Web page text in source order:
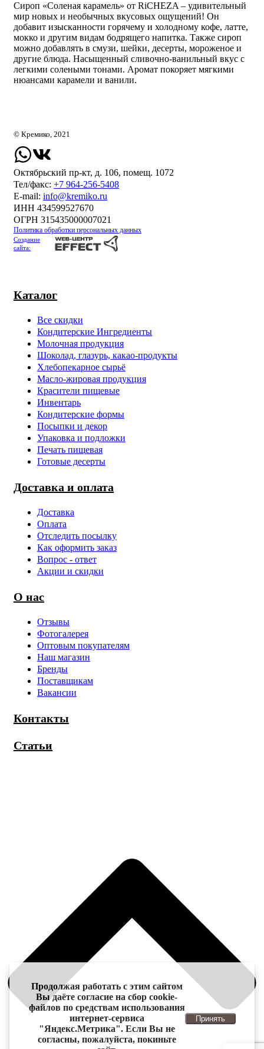
Сироп «Соленая карамель» от RiCHEZA – удивительный
мир новых и необычных вкусовых ощущений! Он
добавит изысканности горячему и холодному кофе, латте,
мокко и другим видам бодрящего напитка. Также сироп
можно добавлять в смузи, шейки, десерты, мороженое и
другие блюда. Насыщенный сливочно-ванильный вкус с
легкими солеными тонами. Аромат покоряет мягкими
нюансами карамели и ванили.
Каталог
Все скидки
Кондитерские Ингредиенты
Молочная продукция
Шоколад, глазурь, какао-продукты
Хлебопекарное сырьё
Масло-жировая продукция
Красители пищевые
Инвентарь
Кондитерские формы
Посыпки и декор
Упаковка и подложки
Печать пищевая
Готовые десерты
Доставка и оплата
Доставка
Оплата
Отследить посылку
Как оформить заказ
Вопрос - ответ
Акции и скидки
О нас
Отзывы
Фотогалерея
Оптовым покупателям
Наш магазин
Бренды
Поставщикам
Вакансии
Контакты
Статьи
© Кремико, 2021
Октябрьский пр-кт, д. 106, помещ. 1072
Тел/факс: +7 964-256-5408
Е-mail: info@kremiko.ru
ИНН 434599527670
ОГРН 315435000007021
Политика обработки персональных данных
Создание
сайта:
Продолжая работать с этим сайтом
Вы даёте согласие на сбор cookie-
файлов по средствам использования
интернет-сервиса
"Яндекс.Метрика". Если Вы не
согласны, пожалуйста, покиньте
Принять